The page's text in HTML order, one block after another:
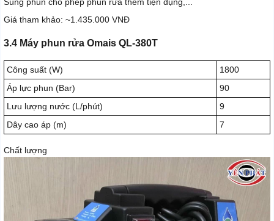
Giá tham khảo: ~1.435.000 VNĐ
3.4 Máy phun rửa Omais QL-380T
Công suất (W)
1800
Áp lực phun (Bar)
90
Lưu lượng nước (L/phút)
9
Dây cao áp (m)
7
Chất lượng